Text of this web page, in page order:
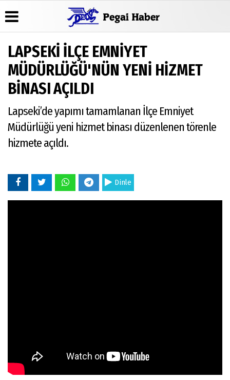
Üye Paneli
Haber
Arşivi
Arşivi
Günün
Haberleri
Hava
Durumu
Gazete
Manşetleri
Anketler
Biyografiler
Köşe
Yazarları
Foto
Künye
İletişim
Gizlilik
İlkeleri
LAPSEKİ İLÇE EMNİYET
MÜDÜRLÜĞÜ'NÜN YENİ HİZMET
BİNASI AÇILDI
Lapseki’de yapımı tamamlanan İlçe Emniyet
Müdürlüğü yeni hizmet binası düzenlenen törenle
hizmete açıldı.
Dinle